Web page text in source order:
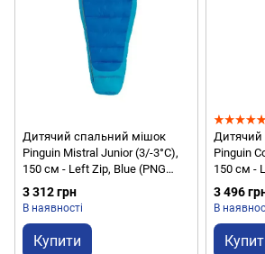
Дитячий спальний мішок
Pinguin Mistral Junior (3/-3°C),
150 см - Left Zip, Blue (PNG
235555) 2020
3 312 грн
В наявності
Купити
Дитячий
Pinguin
150 см -
234558)
3 496
В